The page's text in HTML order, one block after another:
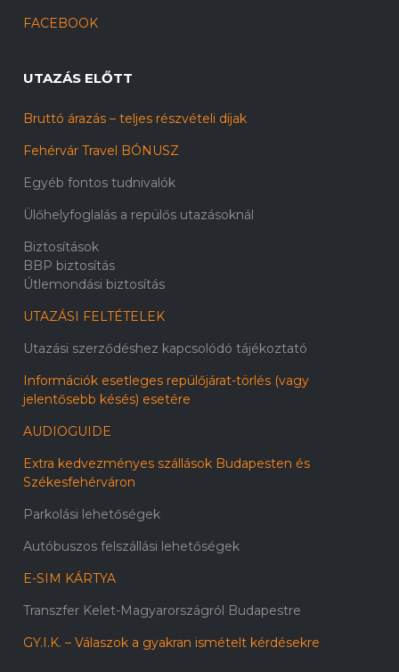
FACEBOOK
UTAZÁS ELŐTT
Bruttó árazás – teljes részvételi díjak
Fehérvár Travel BÓNUSZ
Egyéb fontos tudnivalók
Ülőhelyfoglalás a repülős utazásoknál
Biztosítások
BBP biztosítás
Útlemondási biztosítás
UTAZÁSI FELTÉTELEK
Utazási szerződéshez kapcsolódó tájékoztató
Információk esetleges repülőjárat-törlés (vagy
jelentősebb késés) esetére
AUDIOGUIDE
Extra kedvezményes szállások Budapesten és
Székesfehérváron
Parkolási lehetőségek
Autóbuszos felszállási lehetőségek
E-SIM KÁRTYA
Transzfer Kelet-Magyarországról Budapestre
GY.I.K. – Válaszok a gyakran ismételt kérdésekre